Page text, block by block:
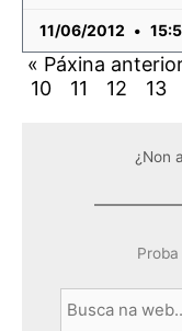
11/06/2012
« Páxina
10 11 12 13
¿Non